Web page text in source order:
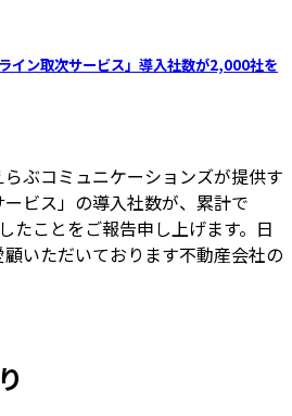
イン取次サービス」導入社数が2,000社を
ぶコミュニケーションズが提供す
ビス」の導入社数が、累計で
たことをご報告申し上げます。日
いただいております不動産会社の